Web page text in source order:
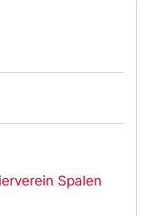
Spalen